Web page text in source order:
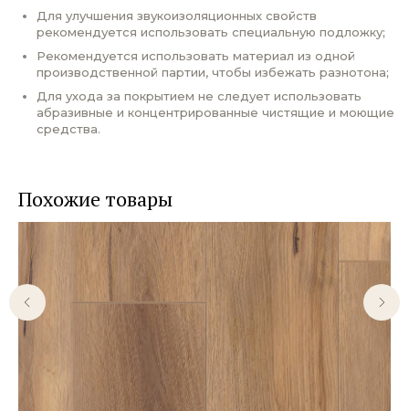
Для улучшения звукоизоляционных свойств
рекомендуется использовать специальную подложку;
Рекомендуется использовать материал из одной
производственной партии, чтобы избежать разнотона;
Для ухода за покрытием не следует использовать
абразивные и концентрированные чистящие и моющие
средства.
Похожие товары